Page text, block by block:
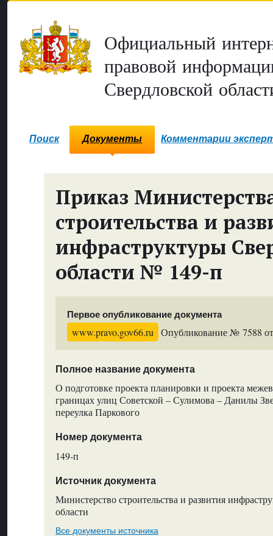
Официальный
правовой
Свердловской
Поиск Документы Комментарии
Приказ
строительства и
инфраструктуры
области № 149-п
Первое опубликование документа
www.pravo.gov66.ru Опубликование № 7588
Полное название документа
О подготовке проекта планировки и проекта
границах улиц Советской – Сулимова – Данилы
переулка Паркового
Номер документа
149-п
Источник документа
Министерство строительства и развития
области
Все документы источника